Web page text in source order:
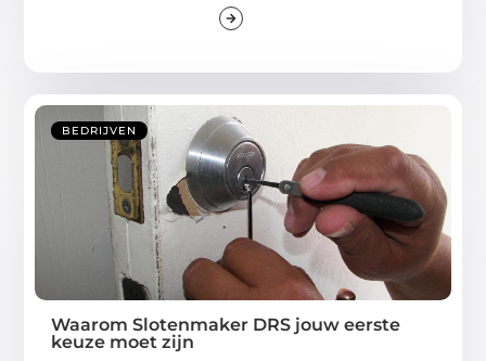
BEDRIJVEN
Waarom Slotenmaker DRS jouw eerste
keuze moet zijn